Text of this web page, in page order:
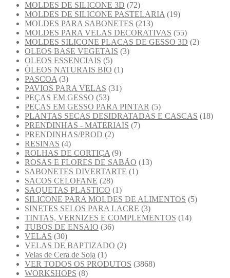
MOLDES DE SILICONE 3D (72)
MOLDES DE SILICONE PASTELARIA (19)
MOLDES PARA SABONETES (213)
MOLDES PARA VELAS DECORATIVAS (55)
MOLDES SILICONE PLACAS DE GESSO 3D (2)
OLEOS BASE VEGETAIS (3)
OLEOS ESSENCIAIS (5)
ÓLEOS NATURAIS BIO (1)
PASCOA (3)
PAVIOS PARA VELAS (31)
PEÇAS EM GESSO (53)
PEÇAS EM GESSO PARA PINTAR (5)
PLANTAS SECAS DESIDRATADAS E CASCAS (18)
PRENDINHAS - MATERIAIS (7)
PRENDINHAS/PROD (2)
RESINAS (4)
ROLHAS DE CORTIÇA (9)
ROSAS E FLORES DE SABÃO (13)
SABONETES DIVERTARTE (1)
SACOS CELOFANE (28)
SAQUETAS PLASTICO (1)
SILICONE PARA MOLDES DE ALIMENTOS (5)
SINETES SELOS PARA LACRE (3)
TINTAS, VERNIZES E COMPLEMENTOS (14)
TUBOS DE ENSAIO (36)
VELAS (30)
VELAS DE BAPTIZADO (2)
Velas de Cera de Soja (1)
VER TODOS OS PRODUTOS (3868)
WORKSHOPS (8)